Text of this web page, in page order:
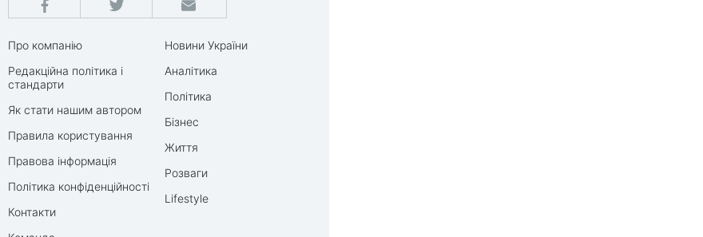
Про компанію
Редакційна політика і
стандарти
Як стати нашим автором
Правила користування
Правова інформація
Політика конфіденційності
Контакти
Новини України
Аналітика
Політика
Бізнес
Життя
Розваги
Lifestyle